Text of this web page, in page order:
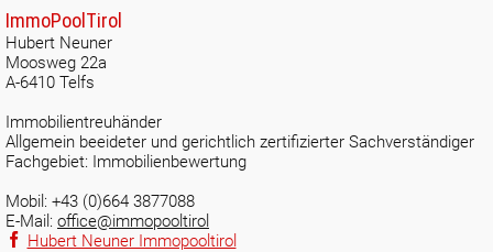
ImmoPoolTirol
Hubert Neuner
Moosweg 22a
A-6410 Telfs
Immobilientreuhänder
Allgemein beeideter und gerichtlich zertifizierter Sachverständiger
Fachgebiet: Immobilienbewertung
Mobil: +43 (0)664 3877088
E-Mail: office@immopooltirol
Hubert Neuner Immopooltirol